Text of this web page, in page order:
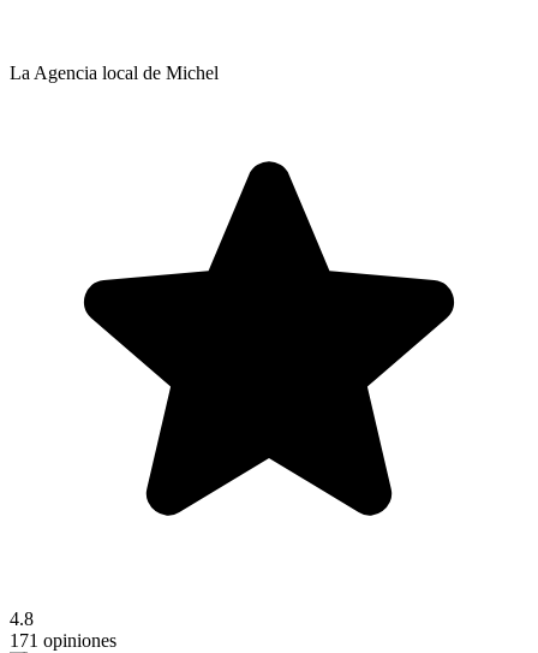
La Agencia local de Michel
4.8
171 opiniones